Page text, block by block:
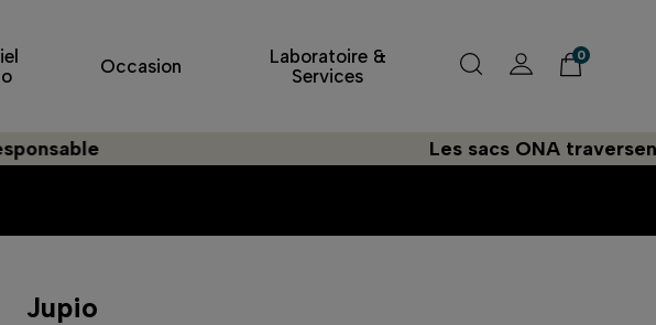
Occasion
Laboratoire &
Services
0
Les sacs ONA traversent
Jupio